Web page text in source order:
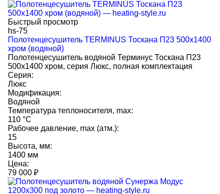
Быстрый просмотр
hs-75
Полотенцесушитель TERMINUS Тоскана П23 500x1400
хром (водяной)
Полотенцесушитель водяной Терминус Тоскана П23
500х1400 хром, серия Люкс, полная комплектация
Серия:
Люкс
Модификация:
Водяной
Температура теплоносителя, max:
110 °C
Рабочее давление, max (атм.):
15
Высота, мм:
1400 мм
Цена:
79 000 ₽